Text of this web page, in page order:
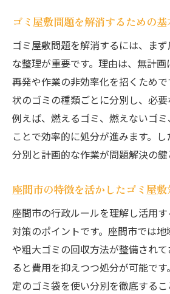
ゴミ屋敷の処分費用を抑える
ゴミ屋敷を安く片付ける
ゴミ回収業者料金を比較
ント
分別作業でゴミ屋敷処分
粗大ゴミ回収業者を活用
法
不用品リサイクルでゴミ
が出る
効率的なゴミまとめて処分術
ゴミ屋敷をまとめて処分
ごみまとめて処分の具体
ゴミ屋敷問題を解消するための
ゴミ屋敷問題を解消するには、ま
な整理が重要です。理由は、無計
再発や作業の非効率化を招くため
状のゴミの種類ごとに分別し、必要
例えば、燃えるゴミ、燃えないゴ
ことで効率的に処分が進みます。
分別と計画的な作業が問題解決の鍵
座間市の特徴を活かしたゴミ屋
座間市の行政ルールを理解し活用
対策のポイントです。座間市では
や粗大ゴミの回収方法が整備され
ると費用を抑えつつ処分が可能で
定のゴミ袋を使い分別を徹底する